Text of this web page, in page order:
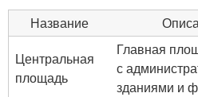
Название
Центральная
площадь
Главная
с
зданиями и